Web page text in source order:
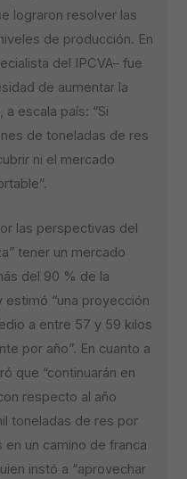
lograron resolver las
de producción. En
del IPCVA– fue
de aumentar la
escala país: “Si
de toneladas de res
ni el mercado
las perspectivas del
tener un mercado
del 90 % de la
“una proyección
a entre 57 y 59 kilos
por año”. En cuanto a
que “continuarán en
respecto al año
toneladas de res por
en un camino de franca
instó a “aprovechar